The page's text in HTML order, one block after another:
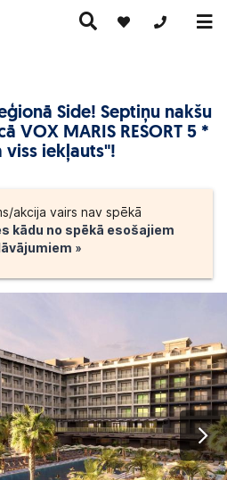
+371
Kruīzi
Karstie
piedāvājumi
Side! Septiņu nakšu
VOX MARIS RESORT 5 *
viss iekļauts"!
akcija vairs nav spēkā
kādu no spēkā esošajiem
»